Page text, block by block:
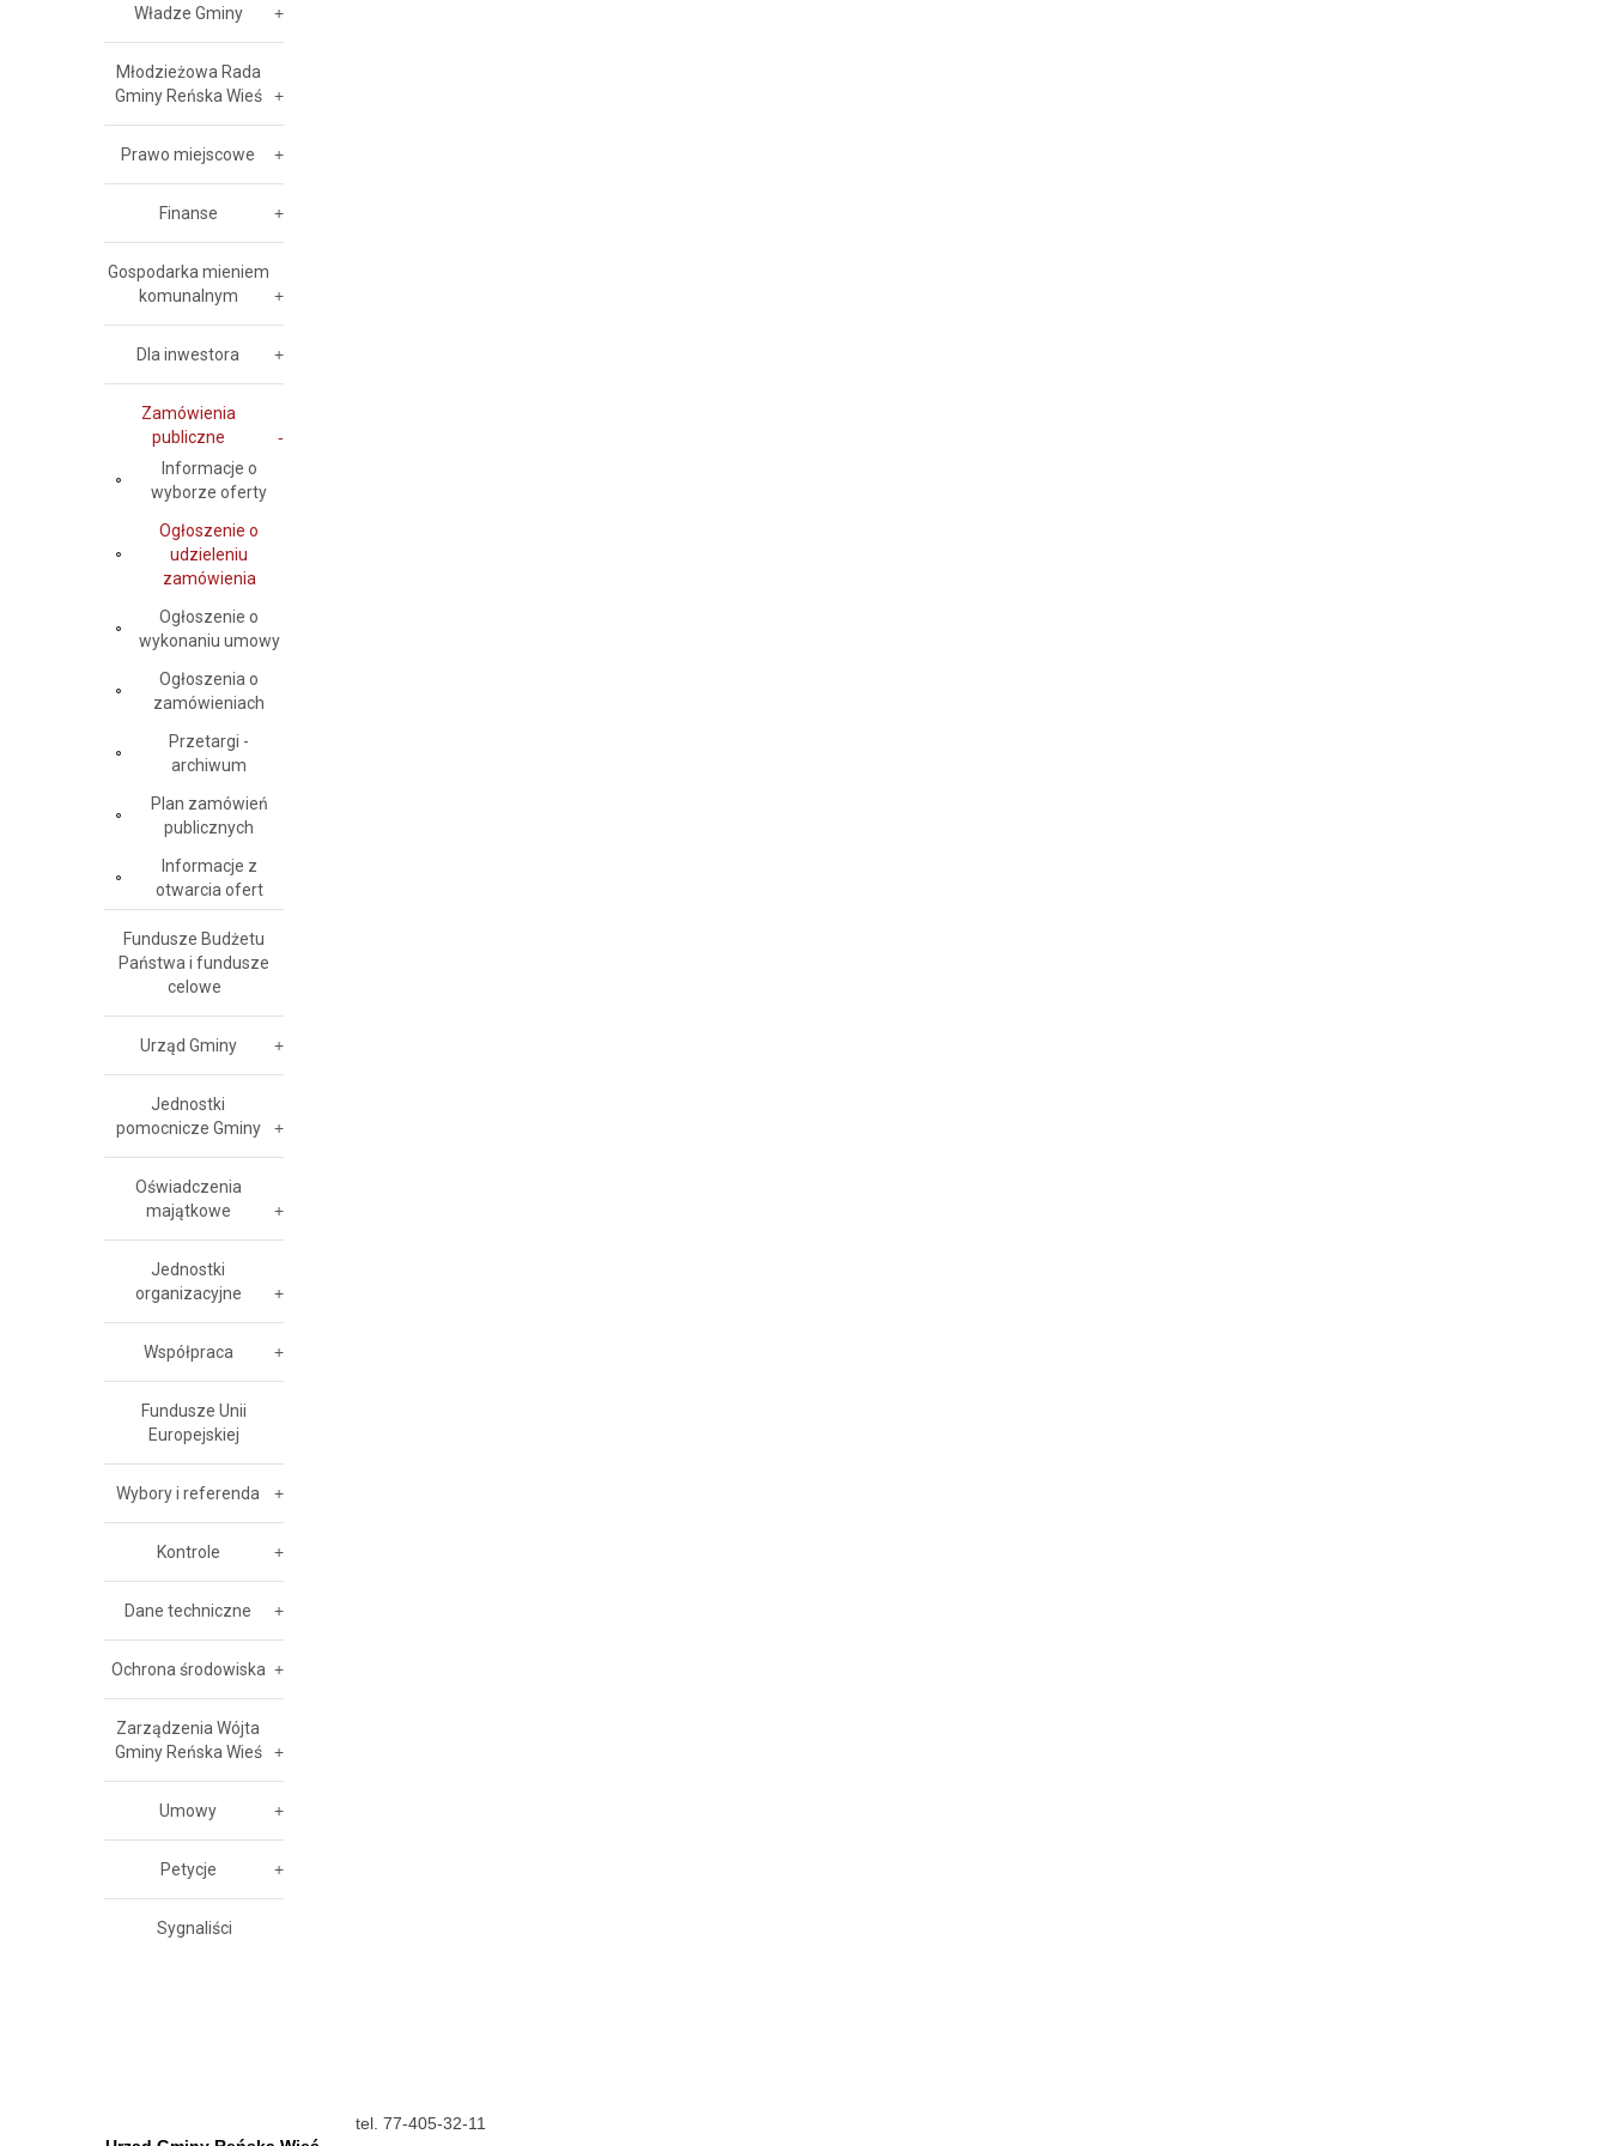
Władze Gminy
Młodzieżowa Rada
Gminy Reńska Wieś
Prawo miejscowe
Finanse
Gospodarka mieniem
komunalnym
Dla inwestora
Zamówienia
publiczne
Informacje o
wyborze oferty
Ogłoszenie o
udzieleniu
zamówienia
Ogłoszenie o
wykonaniu umowy
Ogłoszenia o
zamówieniach
Przetargi -
archiwum
Plan zamówień
publicznych
Informacje z
otwarcia ofert
Fundusze Budżetu
Państwa i fundusze
celowe
Urząd Gminy
Jednostki
pomocnicze Gminy
Oświadczenia
majątkowe
Jednostki
organizacyjne
Współpraca
Fundusze Unii
Europejskiej
Wybory i referenda
Kontrole
Dane techniczne
Ochrona środowiska
Zarządzenia Wójta
Gminy Reńska Wieś
Umowy
Petycje
Sygnaliści
tel. 77-405-32-11